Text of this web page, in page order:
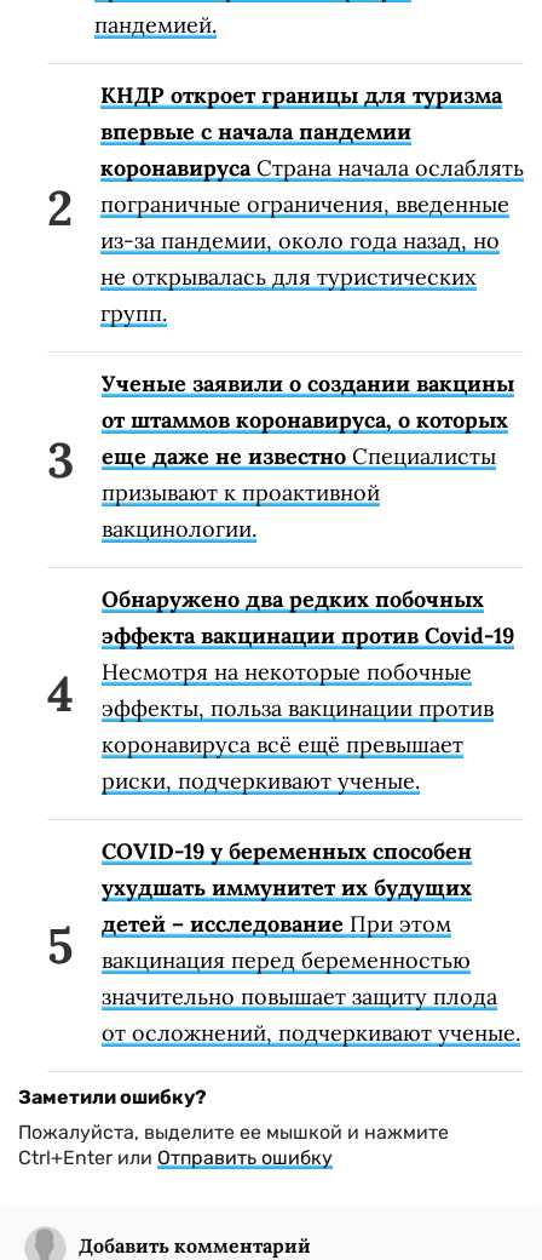
пандемией.
КНДР откроет границы для туризма
впервые с начала пандемии
коронавирусаСтрана начала ослаблять
пограничные ограничения, введенные
из-за пандемии, около года назад, но
не открывалась для туристических
групп.
Ученые заявили о создании вакцины
от штаммов коронавируса, о которых
еще даже не известно Специалисты
призывают к проактивной
вакцинологии.
Обнаружено два редких побочных
эффекта вакцинации против Covid-19
Несмотря на некоторые побочные
эффекты, польза вакцинации против
коронавируса всё ещё превышает
риски, подчеркивают ученые.
COVID-19 у беременных способен
ухудшать иммунитет их будущих
детей – исследование При этом
вакцинация перед беременностью
значительно повышает защиту плода
от осложнений, подчеркивают ученые.
Заметили ошибку?
Пожалуйста, выделите ее мышкой и нажмите
Ctrl+Enter или Отправить ошибку
Добавить комментарий